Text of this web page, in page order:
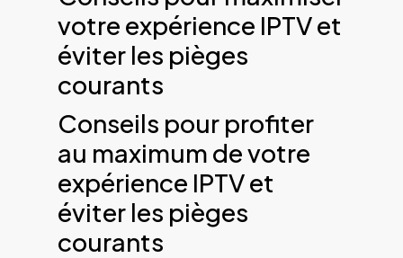
⁣votre expérience IPTV et
éviter les pièges
courants
Conseils​ pour profiter
‌au ⁢maximum ​de ‌votre
expérience IPTV et
éviter les pièges
‍courants